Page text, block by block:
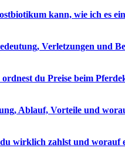
kann, wie ich es
Verletzungen und
du Preise beim
Ablauf, Vorteile und
wirklich zahlst und worauf